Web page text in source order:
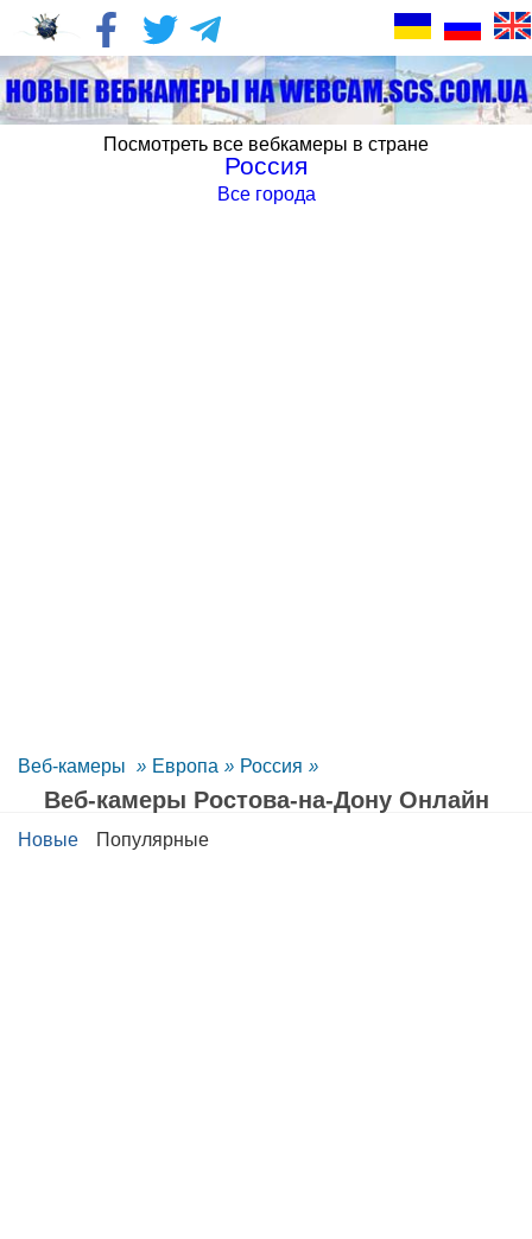
Посмотреть все вебкамеры в стране
Россия
Все города
Веб-камеры » Европа » Россия »
Веб-камеры Ростова-на-Дону Oнлайн
Новые Популярные